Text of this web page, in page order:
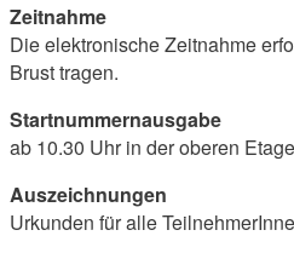
Zeitnahme
Die elektronische Zeitnahme
Brust tragen.
Startnummernausgabe
ab 10.30 Uhr in der oberen
Auszeichnungen
Urkunden für alle